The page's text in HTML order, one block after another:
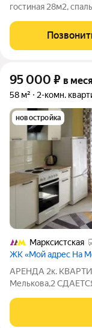
гоcтиная 28м2,
«Mиттe» c 3-х
пола. Пол из
95 000 ₽ в
58 м² 2-комн.
новостройка
Марксистская
ЖК «Мой адрес На
АРЕНДА 2к.
Мелькова,2
ЦАО до Крутицкой
г Комфортный 9